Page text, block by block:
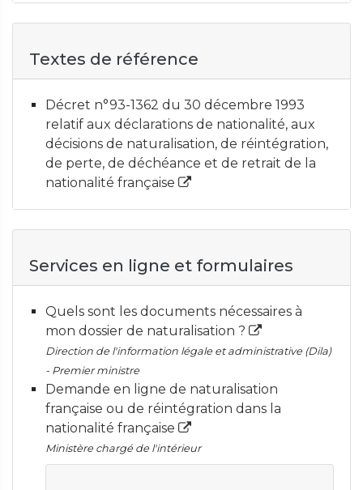
Textes de référence
Décret n°93-1362 du 30 décembre 1993
relatif aux déclarations de nationalité, aux
décisions de naturalisation, de réintégration,
de perte, de déchéance et de retrait de la
nationalité française
Services en ligne et formulaires
Quels sont les documents nécessaires à
mon dossier de naturalisation ?
Direction de l'information légale et administrative (Dila)
- Premier ministre
Demande en ligne de naturalisation
française ou de réintégration dans la
nationalité française
Ministère chargé de l'intérieur